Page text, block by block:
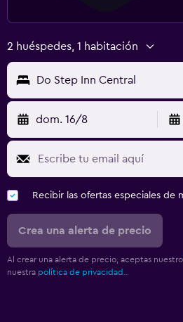
2 huéspedes, 1 habitación
Do Step Inn Central
dom. 16/8
Recibir las ofertas especiales de
Crea una alerta de precio
Al crear una alerta de precio, aceptas
nuestra política de privacidad.